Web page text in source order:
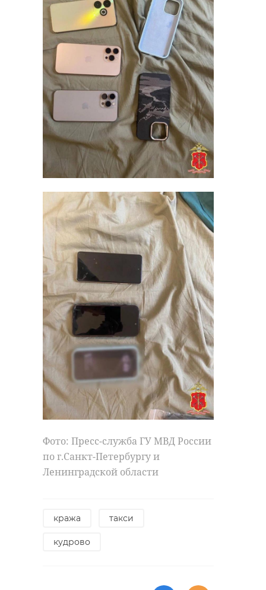
Фото: Пресс-служба ГУ МВД России
по г.Санкт-Петербургу и
Ленинградской области
кража такси
кудрово